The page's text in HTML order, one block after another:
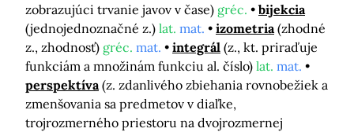
zobrazujúci trvanie javov v čase) gréc.
bijekcia
(jednojednoznačné z.) lat. mat. izometria (zhodné
z., zhodnosť) gréc. mat. integrál (z., kt. priraďuje
funkciám a množinám funkciu al. číslo) lat. mat.
perspektíva (z. zdanlivého zbiehania rovnobežiek a
zmenšovania sa predmetov v diaľke,
trojrozmerného priestoru na dvojrozmernej